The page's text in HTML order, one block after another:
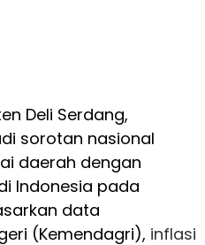
Deli Serdang,
sorotan nasional
daerah dengan
Indonesia pada
data
(Kemendagri), inflasi